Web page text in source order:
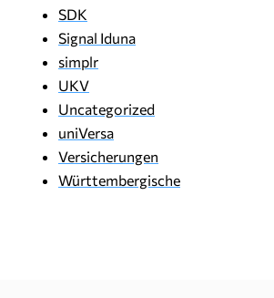
SDK
Signal Iduna
simplr
UKV
Uncategorized
uniVersa
Versicherungen
Württembergische